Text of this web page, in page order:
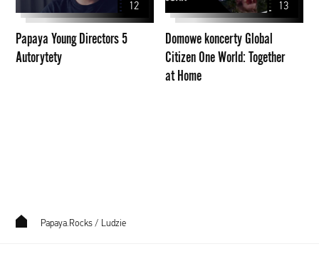
Autorytety
12
Papaya Young Directors 5
Autorytety
World:
Together
at
Home
13
Domowe koncerty Global
Citizen One World: Together
at Home
Papaya.Rocks / Ludzie